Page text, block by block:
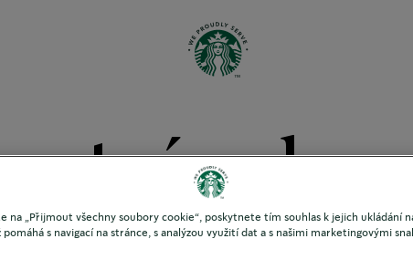
stránek
na „Přijmout všechny soubory cookie“, poskytnete tím souhlas k jejich ukládání
pomáhá s navigací na stránce, s analýzou využití dat a s našimi marketingovými